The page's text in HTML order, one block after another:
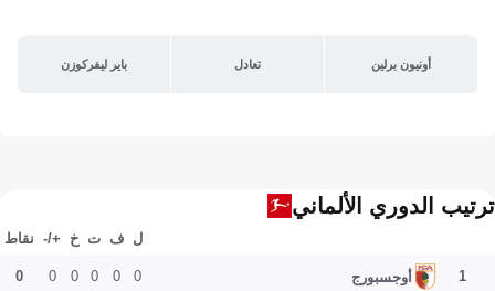
أونيون برلين تعادل باير ليفركوزن
ترتيب الدوري الألماني
ل ف ت خ +/- نقاط
1 أوجسبورج 0
0
0
0
0
0